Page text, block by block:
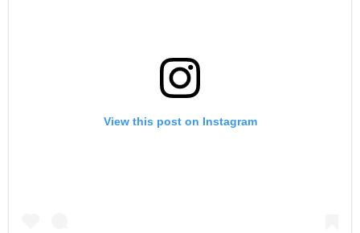
View this post on Instagram